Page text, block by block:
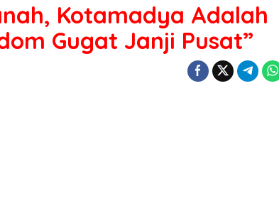
Kotamadya Adalah
Gugat Janji Pusat”